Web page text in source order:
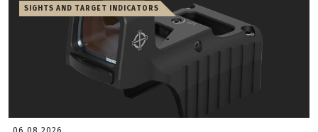
SIGHTS AND TARGET INDICATORS